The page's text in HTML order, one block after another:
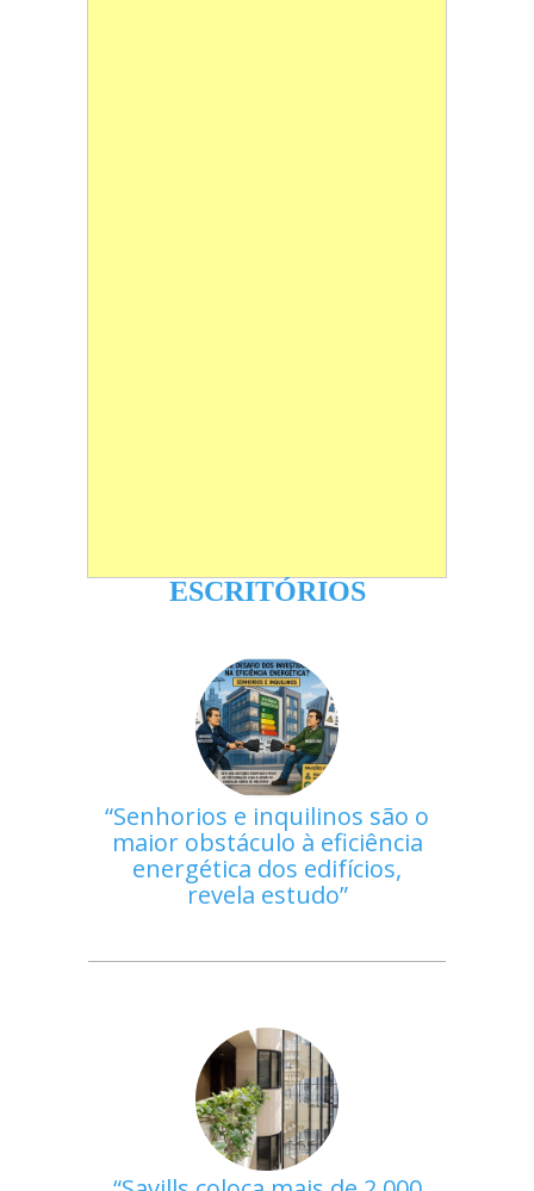
ESCRITÓRIOS
Senhorios e inquilinos são o
maior obstáculo à eficiência
energética dos edifícios,
revela estudo